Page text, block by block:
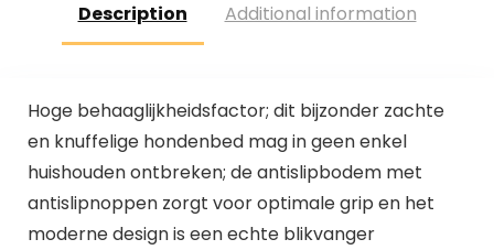
Autostoelhoes,
Autobescherming,
Zwart
Description Additional information
Hoge behaaglijkheidsfactor; dit bijzonder zachte
en knuffelige hondenbed mag in geen enkel
huishouden ontbreken; de antislipbodem met
antislipnoppen zorgt voor optimale grip en het
moderne design is een echte blikvanger